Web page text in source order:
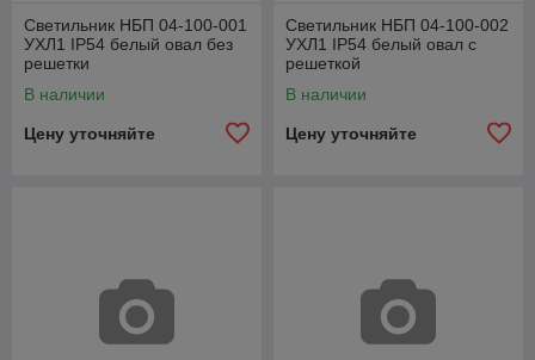
Светильник НБП 04-100-001
УХЛ1 IP54 белый овал без
решетки
В наличии
Цену уточняйте
Светильник НБП 04-100-002
УХЛ1 IP54 белый овал с
решеткой
В наличии
Цену уточняйте